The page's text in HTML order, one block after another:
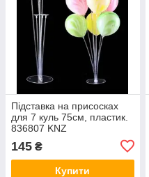
Підставка на присосках
для 7 куль 75см, пластик.
836807 KNZ
145 ₴
Купити